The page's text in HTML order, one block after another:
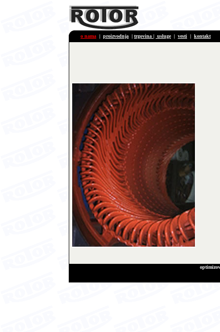
o nama | proizvodnja | trgovina | usluge | vesti | kontakt